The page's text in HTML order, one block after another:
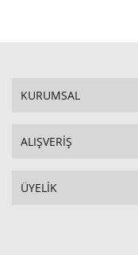
KURUMSAL
ALIŞVERİŞ
ÜYELİK